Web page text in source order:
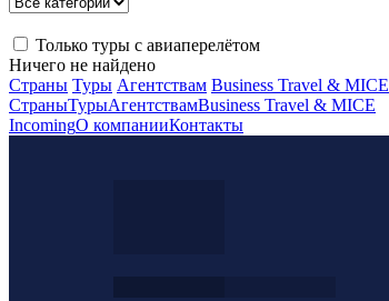
Только туры с авиаперелётом
Ничего не найдено
Страны Туры Агентствам Business Travel & MICE
СтраныТурыАгентствамBusiness Travel & MICE
IncomingО компанииКонтакты